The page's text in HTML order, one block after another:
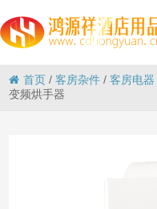
首页 /客房杂件 /客房电器
变频烘手器